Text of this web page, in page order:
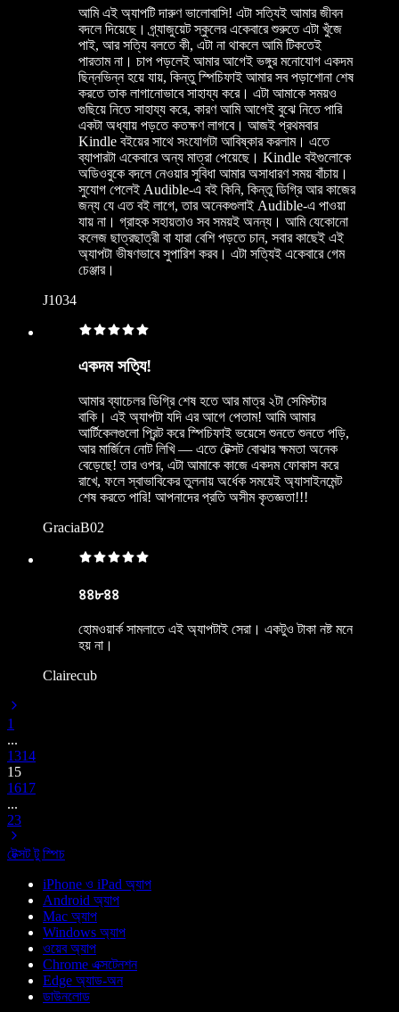
আমি এই অ্যাপটি দারুণ ভালোবাসি! এটা সত্যিই আমার জীবন
বদলে দিয়েছে। গ্র্যাজুয়েট স্কুলের একেবারে শুরুতে এটা খুঁজে
পাই, আর সত্যি বলতে কী, এটা না থাকলে আমি টিকতেই
পারতাম না। চাপ পড়লেই আমার আগেই ভঙ্গুর মনোযোগ একদম
ছিন্নভিন্ন হয়ে যায়, কিন্তু স্পিচিফাই আমার সব পড়াশোনা শেষ
করতে তাক লাগানোভাবে সাহায্য করে। এটা আমাকে সময়ও
গুছিয়ে নিতে সাহায্য করে, কারণ আমি আগেই বুঝে নিতে পারি
একটা অধ্যায় পড়তে কতক্ষণ লাগবে। আজই প্রথমবার
Kindle বইয়ের সাথে সংযোগটা আবিষ্কার করলাম। এতে
ব্যাপারটা একেবারে অন্য মাত্রা পেয়েছে। Kindle বইগুলোকে
অডিওবুকে বদলে নেওয়ার সুবিধা আমার অসাধারণ সময় বাঁচায়।
সুযোগ পেলেই Audible-এ বই কিনি, কিন্তু ডিগ্রি আর কাজের
জন্য যে এত বই লাগে, তার অনেকগুলাই Audible-এ পাওয়া
যায় না। গ্রাহক সহায়তাও সব সময়ই অনন্য। আমি যেকোনো
কলেজ ছাত্রছাত্রী বা যারা বেশি পড়তে চান, সবার কাছেই এই
অ্যাপটা ভীষণভাবে সুপারিশ করব। এটা সত্যিই একেবারে গেম
চেঞ্জার।
J1034
একদম সত্যি!
আমার ব্যাচেলর ডিগ্রি শেষ হতে আর মাত্র ২টা সেমিস্টার
বাকি। এই অ্যাপটা যদি এর আগে পেতাম! আমি আমার
আর্টিকেলগুলো প্রিন্ট করে স্পিচিফাই ভয়েসে শুনতে শুনতে পড়ি,
আর মার্জিনে নোট লিখি — এতে টেক্সট বোঝার ক্ষমতা অনেক
বেড়েছে! তার ওপর, এটা আমাকে কাজে একদম ফোকাস করে
রাখে, ফলে স্বাভাবিকের তুলনায় অর্ধেক সময়েই অ্যাসাইনমেন্ট
শেষ করতে পারি! আপনাদের প্রতি অসীম কৃতজ্ঞতা!!!
GraciaB02
৪৪৮৪৪
হোমওয়ার্ক সামলাতে এই অ্যাপটাই সেরা। একটুও টাকা নষ্ট মনে
হয় না।
Clairecub
1
...
1314
15
1617
...
23
টেক্সট টু স্পিচ
iPhone ও iPad অ্যাপ
Android অ্যাপ
Mac অ্যাপ
Windows অ্যাপ
ওয়েব অ্যাপ
Chrome এক্সটেনশন
Edge অ্যাড-অন
ডাউনলোড